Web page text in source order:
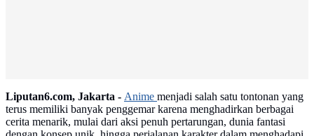
Liputan6.com, Jakarta - Anime menjadi salah satu tontonan yang
terus memiliki banyak penggemar karena menghadirkan berbagai
cerita menarik, mulai dari aksi penuh pertarungan, dunia fantasi